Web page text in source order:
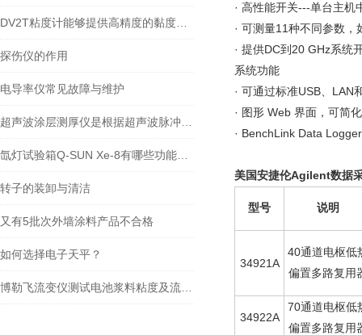
探伤仪的作用
电导率仪常见故障与维护
转子的装卸与清洁
又有5批次外墙涂料产品不合格
如何选择电子天平？
· 高性能开关---单台主
· 可测量11种不同参数
· 提供DC到20 GHz系统
系统功能
· 可通过标准USB、LAN
· 图形 Web 界面，可简
· BenchLink Data
美国安捷伦Agilent数据
型号 说明
34921A
40通道电枢低
偏置多路复用
34922A
70通道电枢低
偏置多路复用